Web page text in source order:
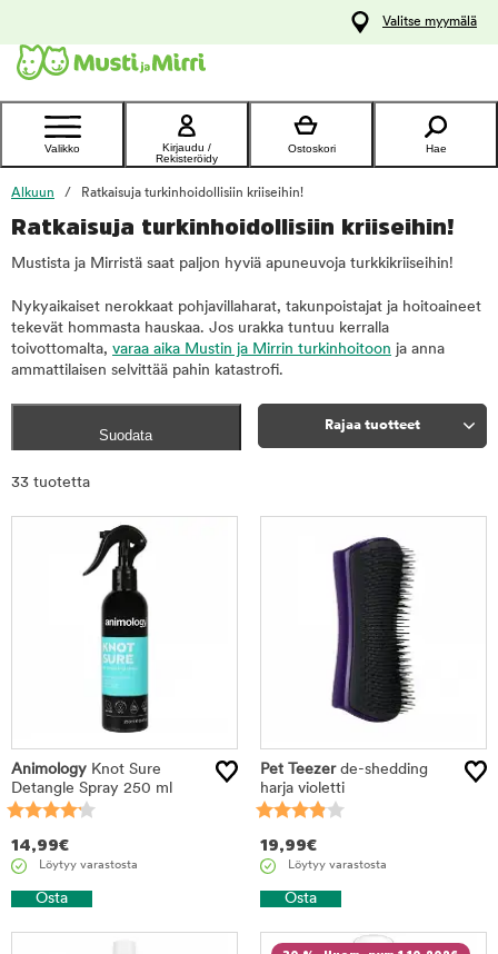
Ota yhteyttä
asiakaspalveluun
Valitse myymälä
Valikko
Kirjaudu /
Rekisteröidy
Ostoskori Hae
Alkuun Ratkaisuja turkinhoidollisiin kriiseihin!
Ratkaisuja turkinhoidollisiin kriiseihin!
Mustista ja Mirristä saat paljon hyviä apuneuvoja turkkikriiseihin!
Nykyaikaiset nerokkaat pohjavillaharat, takunpoistajat ja hoitoaineet
tekevät hommasta hauskaa. Jos urakka tuntuu kerralla
toivottomalta, varaa aika Mustin ja Mirrin turkinhoitoon ja anna
ammattilaisen selvittää pahin katastrofi.
Suodata
Rajaa tuotteet
33 tuotetta
Animology Knot Sure
Detangle Spray 250 ml
14,99€
Löytyy varastosta
Osta
Pet Teezerde-shedding
harja violetti
19,99€
Löytyy varastosta
Osta